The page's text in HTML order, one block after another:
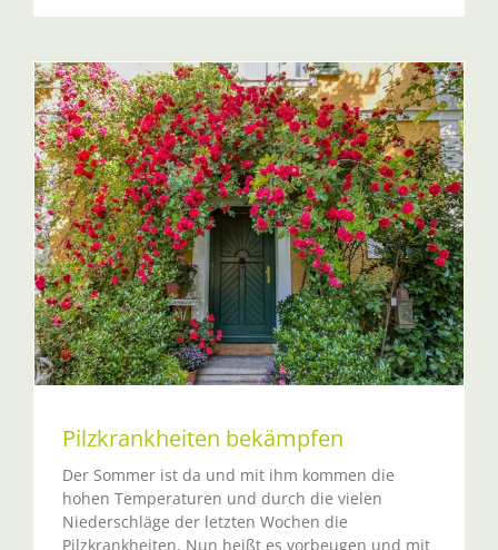
Pilzkrankheiten bekämpfen
Der Sommer ist da und mit ihm kommen die
hohen Temperaturen und durch die vielen
Niederschläge der letzten Wochen die
Pilzkrankheiten. Nun heißt es vorbeugen und mit